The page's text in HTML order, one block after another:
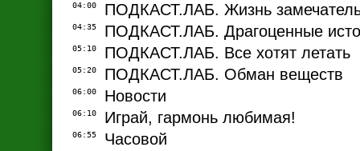
04:00 ПОДКАСТ.ЛАБ. Жизнь
04:35 ПОДКАСТ.ЛАБ. Драгоценные
05:10 ПОДКАСТ.ЛАБ. Все хотят летать
05:20 ПОДКАСТ.ЛАБ. Обман веществ
06:00 Новости
06:10 Играй, гармонь любимая!
06:55 Часовой